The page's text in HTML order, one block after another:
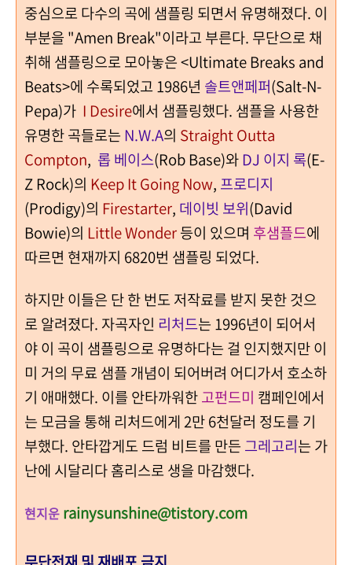
중심으로 다수의 곡에 샘플링 되면서 유명해졌다. 이
부분을 "Amen Break"이라고 부른다. 무단으로 채
취해 샘플링으로 모아놓은 <Ultimate Breaks and
Beats>에 수록되었고 1986년 솔트앤페퍼(Salt-N-
Pepa)가 I Desire에서 샘플링했다. 샘플을 사용한
유명한 곡들로는 N.W.A의 Straight Outta
Compton, 롭 베이스(Rob Base)와DJ 이지 록(E-
Z Rock)의 Keep It Going Now, 프로디지
(Prodigy)의 Firestarter, 데이빗 보위(David
Bowie)의 Little Wonder등이 있으며 후샘플드에
따르면 현재까지 6820번 샘플링 되었다.
하지만 이들은 단 한 번도 저작료를 받지 못한 것으
로 알려졌다. 자곡자인 리처드는 1996년이 되어서
야 이 곡이 샘플링으로 유명하다는 걸 인지했지만 이
미 거의 무료 샘플 개념이 되어버려 어디가서 호소하
기 애매했다. 이를 안타까워한고펀드미 캠페인에서
는 모금을 통해 리처드에게 2만 6천달러 정도를 기
부했다. 안타깝게도 드럼 비트를 만든 그레고리는 가
난에 시달리다 홈리스로 생을 마감했다.
현지운 rainysunshine@tistory.com